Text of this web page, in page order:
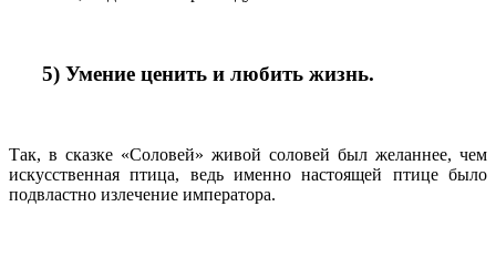
5) Умение ценить и любить жизнь.
Так, в сказке «Соловей» живой соловей был желаннее, чем
искусственная птица, ведь именно настоящей птице было
подвластно излечение императора.